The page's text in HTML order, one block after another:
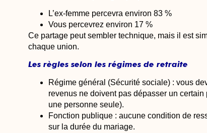
L’ex-femme percevra environ 83 %
Vous percevrez environ 17 %
Ce partage peut sembler technique, mais il est
chaque union.
Les règles selon les régimes de retraite
Régime général (Sécurité sociale): vous
revenus ne doivent pas dépasser un
une personne seule).
Fonction publique: aucune condition de
sur la durée du mariage.